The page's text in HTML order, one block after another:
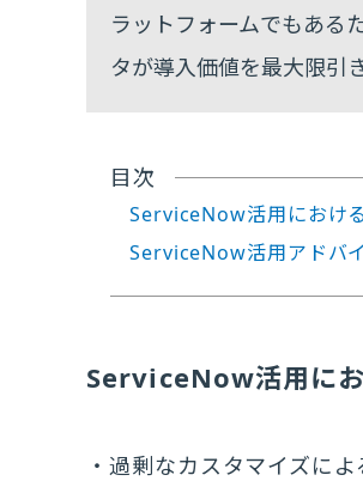
ラットフォームでもある
タが導入価値を最大限引
目次
ServiceNow活用におけ
ServiceNow活用アドバ
ServiceNow活用に
過剰なカスタマイズに